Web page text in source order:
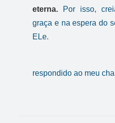
eterna. Por isso,
graça e na espera do
ELe.
respondido ao meu